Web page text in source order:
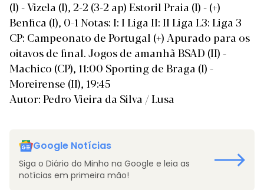
(I) - Vizela (I), 2-2 (3-2 ap) Estoril Praia (I) - (+)
Benfica (I), 0-1 Notas: I: I Liga II: II Liga L3: Liga 3
CP: Campeonato de Portugal (+) Apurado para os
oitavos de final. Jogos de amanhã BSAD (II) -
Machico (CP), 11:00 Sporting de Braga (I) -
Moreirense (II), 19:45
Autor: Pedro Vieira da Silva / Lusa
Google Notícias
Siga o Diário do Minho na Google e leia as
notícias em primeira mão!